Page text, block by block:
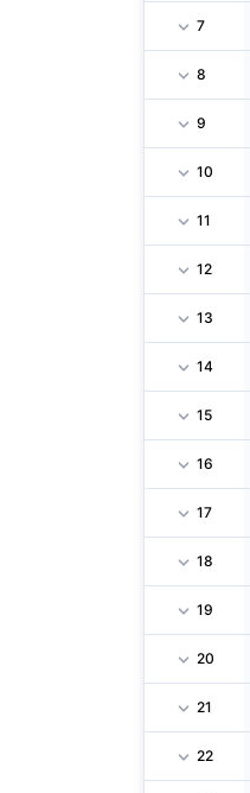
7
8
9
10
11
12
13
14
15
16
17
18
19
20
21
22